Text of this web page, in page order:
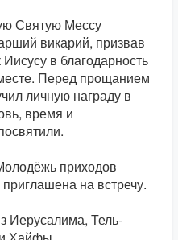
Святую Мессу
викарий, призвав
в благодарность
Перед прощанием
личную награду в
время и
приходов
на встречу.
Иерусалима, Тель-